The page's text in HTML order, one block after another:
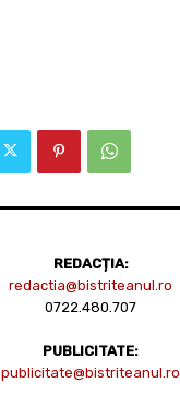
REDACȚIA:
redactia@bistriteanul.ro
0722.480.707
PUBLICITATE:
publicitate@bistriteanul.ro